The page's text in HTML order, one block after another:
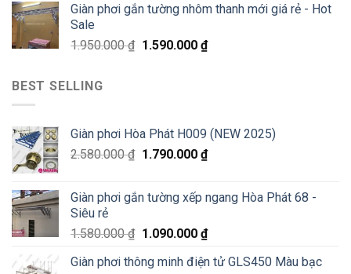
Giàn phơi gắn tường nhôm thanh mới giá rẻ - Hot
Sale
1.950.000₫ 1.590.000 ₫
BEST SELLING
Giàn phơi Hòa Phát H009 (NEW 2025)
2.580.000₫ 1.790.000 ₫
Giàn phơi gắn tường xếp ngang Hòa Phát 68 -
Siêu rẻ
1.580.000₫ 1.090.000 ₫
Giàn phơi thông minh điện tử GLS450 Màu bạc